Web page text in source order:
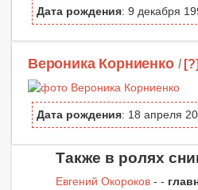
Дата рождения: 9 декабря
Вероника Корниенко /
Дата рождения: 18 апреля
Также в ролях
Евгений Окороков - -